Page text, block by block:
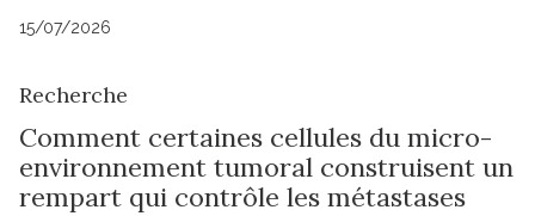
15/07/2026
Recherche
Comment certaines cellules du micro-
environnement tumoral construisent un
rempart qui contrôle les métastases